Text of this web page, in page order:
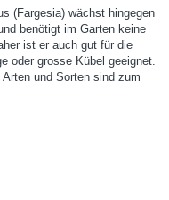
(Fargesia) wächst hingegen
benötigt im Garten keine
ist er auch gut für die
oder grosse Kübel geeignet.
Arten und Sorten sind zum